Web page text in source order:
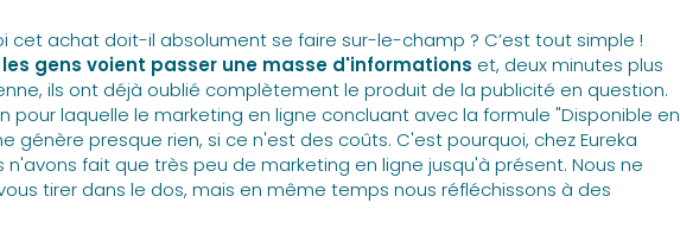
cet achat doit-il absolument se faire sur-le-champ ? C’est tout simple !
gens voient passer une masse d'informations et, deux minutes plus
ils ont déjà oublié complètement le produit de la publicité en question.
pour laquelle le marketing en ligne concluant avec la formule "Disponible en
génère presque rien, si ce n'est des coûts. C'est pourquoi, chez Eureka
n'avons fait que très peu de marketing en ligne jusqu'à présent. Nous ne
tirer dans le dos, mais en même temps nous réfléchissons à des